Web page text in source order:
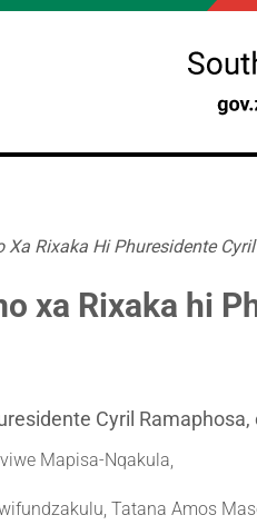
Rixaka Hi Phuresidente
xa Rixaka hi
Cyril
Mapisa-Nqakula,
Tatana Amos